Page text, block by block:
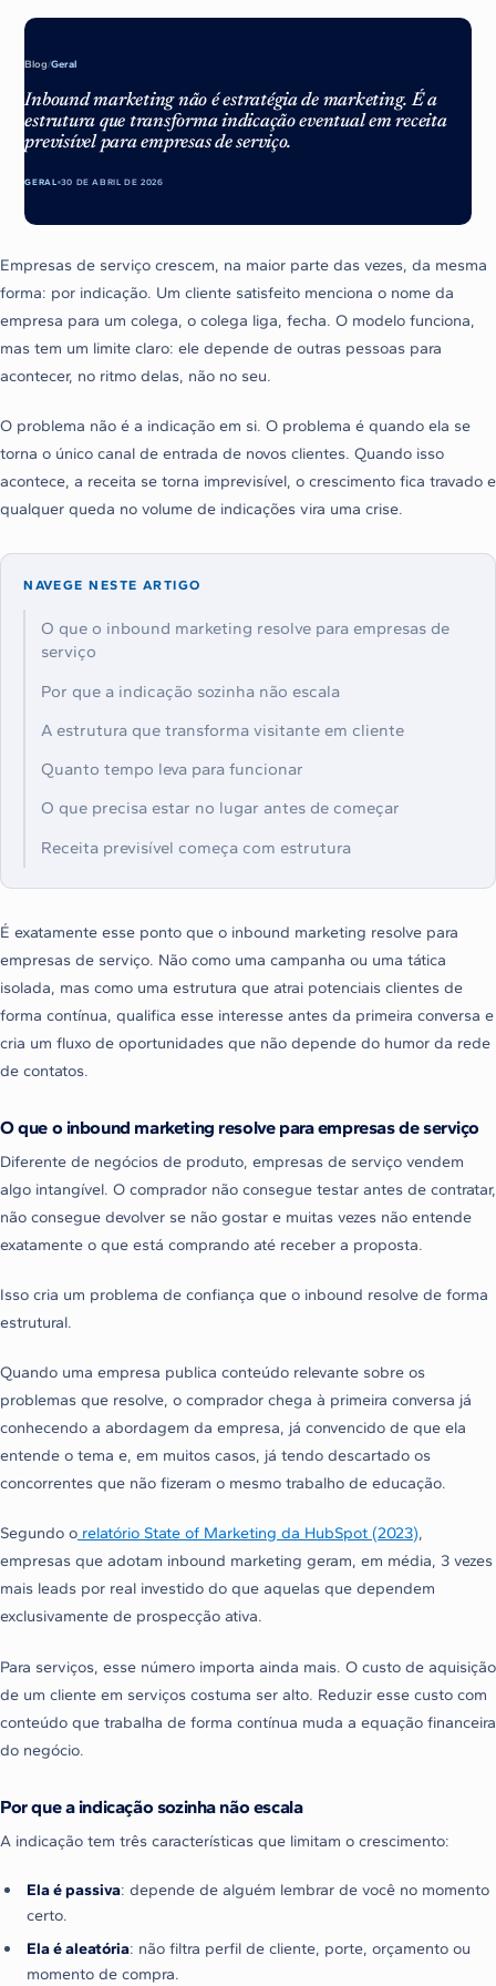
Blog/Geral
Inbound marketing não é estratégia de marketing. É a
estrutura que transforma indicação eventual em receita
previsível para empresas de serviço.
GERAL 30 DE ABRIL DE 2026
Empresas de serviço crescem, na maior parte das vezes, da mesma
forma: por indicação. Um cliente satisfeito menciona o nome da
empresa para um colega, o colega liga, fecha. O modelo funciona,
mas tem um limite claro: ele depende de outras pessoas para
acontecer, no ritmo delas, não no seu.
O problema não é a indicação em si. O problema é quando ela se
torna o único canal de entrada de novos clientes. Quando isso
acontece, a receita se torna imprevisível, o crescimento fica travado e
qualquer queda no volume de indicações vira uma crise.
NAVEGE NESTE ARTIGO
O que o inbound marketing resolve para empresas de
serviço
Por que a indicação sozinha não escala
A estrutura que transforma visitante em cliente
Quanto tempo leva para funcionar
O que precisa estar no lugar antes de começar
Receita previsível começa com estrutura
É exatamente esse ponto que o inbound marketing resolve para
empresas de serviço. Não como uma campanha ou uma tática
isolada, mas como uma estrutura que atrai potenciais clientes de
forma contínua, qualifica esse interesse antes da primeira conversa e
cria um fluxo de oportunidades que não depende do humor da rede
de contatos.
O que o inbound marketing resolve para empresas de serviço
Diferente de negócios de produto, empresas de serviço vendem
algo intangível. O comprador não consegue testar antes de contratar,
não consegue devolver se não gostar e muitas vezes não entende
exatamente o que está comprando até receber a proposta.
Isso cria um problema de confiança que o inbound resolve de forma
estrutural.
Quando uma empresa publica conteúdo relevante sobre os
problemas que resolve, o comprador chega à primeira conversa já
conhecendo a abordagem da empresa, já convencido de que ela
entende o tema e, em muitos casos, já tendo descartado os
concorrentes que não fizeram o mesmo trabalho de educação.
Segundo o relatório State of Marketing da HubSpot (2023),
empresas que adotam inbound marketing geram, em média, 3 vezes
mais leads por real investido do que aquelas que dependem
exclusivamente de prospecção ativa.
Para serviços, esse número importa ainda mais. O custo de aquisição
de um cliente em serviços costuma ser alto. Reduzir esse custo com
conteúdo que trabalha de forma contínua muda a equação financeira
do negócio.
Por que a indicação sozinha não escala
A indicação tem três características que limitam o crescimento:
Ela é passiva: depende de alguém lembrar de você no momento
certo.
Ela é aleatória: não filtra perfil de cliente, porte, orçamento ou
momento de compra.